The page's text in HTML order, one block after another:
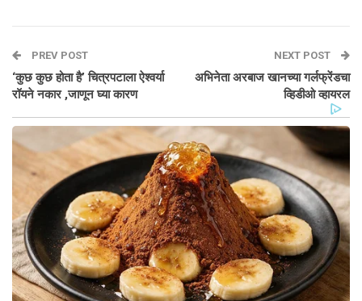
PREV POST
‘कुछ कुछ होता है’ चित्रपटाला ऐश्वर्या
रॉयने नकार ,जाणून घ्या कारण
NEXT POST
अभिनेता अरबाज खानच्या गर्लफ्रेंडचा
व्हिडीओ व्हायरल